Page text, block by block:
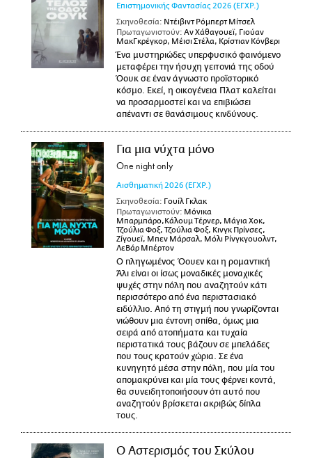
Επιστημονικής Φαντασίας 2026 (ΕΓΧΡ.)
Σκηνοθεσία: Ντέιβιντ Ρόμπερτ Μίτσελ
Πρωταγωνιστούν: Αν Χάθαγουεϊ, Γιούαν
ΜακΓκρέγκορ, Μέισι Στέλα, Κρίστιαν Κόνβερι
Ένα μυστηριώδες υπερφυσικό φαινόμενο
μεταφέρει την ήσυχη γειτονιά της οδού
Όουκ σε έναν άγνωστο προϊστορικό
κόσμο. Εκεί, η οικογένεια Πλατ καλείται
να προσαρμοστεί και να επιβιώσει
απέναντι σε θανάσιμους κινδύνους.
Για μια νύχτα μόνο
One night only
Αισθηματική 2026 (ΕΓΧΡ.)
Σκηνοθεσία: Γουίλ Γκλακ
Πρωταγωνιστούν: Μόνικα
Μπαρμπάρο,Κάλουμ Τέρνερ, Μάγια Χοκ,
Τζούλια Φοξ, Τζούλια Φοξ, Κινγκ Πρίνσες,
Ζίγουεϊ, Μπεν Μάρσαλ, Μόλι Ρίνγκγουολντ,
ΛεΒάρ Μπέρτον
Ο πληγωμένος Όουεν και η ρομαντική
Άλι είναι οι ίσως μοναδικές μοναχικές
ψυχές στην πόλη που αναζητούν κάτι
περισσότερο από ένα περιστασιακό
ειδύλλιο. Από τη στιγμή που γνωρίζονται
νιώθουν μια έντονη σπίθα, όμως μια
σειρά από ατοπήματα και τυχαία
περιστατικά τους βάζουν σε μπελάδες
που τους κρατούν χώρια. Σε ένα
κυνηγητό μέσα στην πόλη, που μία του
απομακρύνει και μία τους φέρνει κοντά,
θα συνειδητοποιήσουν ότι αυτό που
αναζητούν βρίσκεται ακριβώς δίπλα
τους.
Ο Αστερισμός του Σκύλου